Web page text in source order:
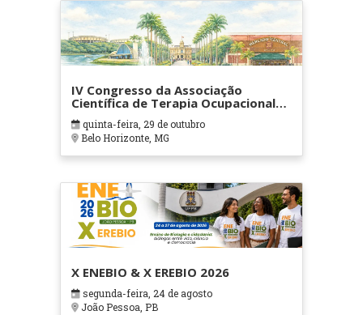
IV Congresso da Associação
Científica de Terapia Ocupacional
em Contextos Hospitalares e
Cuidados Paliativos - ATOHOSP
quinta-feira, 29 de outubro
Belo Horizonte, MG
X ENEBIO & X EREBIO 2026
segunda-feira, 24 de agosto
João Pessoa, PB